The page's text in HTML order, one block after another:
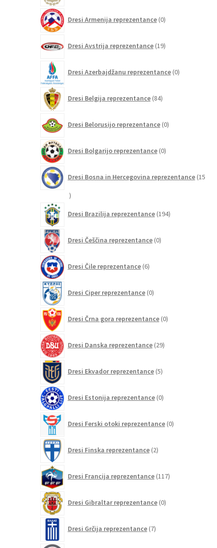
Dresi Armenija reprezentance 0izdelkov
Dresi Avstrija reprezentance 19izdelkov
Dresi Azerbajdžanu reprezentance 0izdelkov
Dresi Belgija reprezentance 84izdelkov
Dresi Belorusijo reprezentance 0izdelkov
Dresi Bolgarijo reprezentance 0izdelkov
Dresi Bosna in Hercegovina reprezentance 15
15
Dresi Brazilija reprezentance 194izdelkov
Dresi Češčina reprezentance 0izdelkov
Dresi Čile reprezentance 6izdelkov
Dresi Ciper reprezentance 0izdelkov
Dresi Črna gora reprezentance 0izdelkov
Dresi Danska reprezentance 29izdelkov
Dresi Ekvador reprezentance 5izdelkov
Dresi Estonija reprezentance 0izdelkov
Dresi Ferski otoki reprezentance 0izdelkov
Dresi Finska reprezentance 2izdelka
Dresi Francija reprezentance 117izdelkov
Dresi Gibraltar reprezentance 0izdelkov
Dresi Grčija reprezentance 7izdelkov